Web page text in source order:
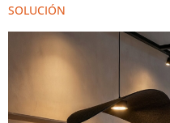
SOLUCIÓN